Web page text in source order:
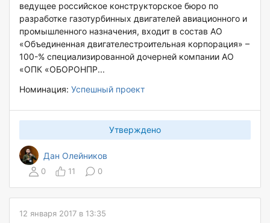
ведущее российское конструкторское бюро по
разработке газотурбинных двигателей авиационного и
промышленного назначения, входит в состав АО
«Объединенная двигателестроительная корпорация» –
100-% специализированной дочерней компании АО
«ОПК «ОБОРОНПР...
Номинация: Успешный проект
Дан Олейников
Утверждено
0 11 0
12 января 2017 в 13:35